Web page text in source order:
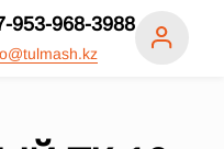
953-968-3988